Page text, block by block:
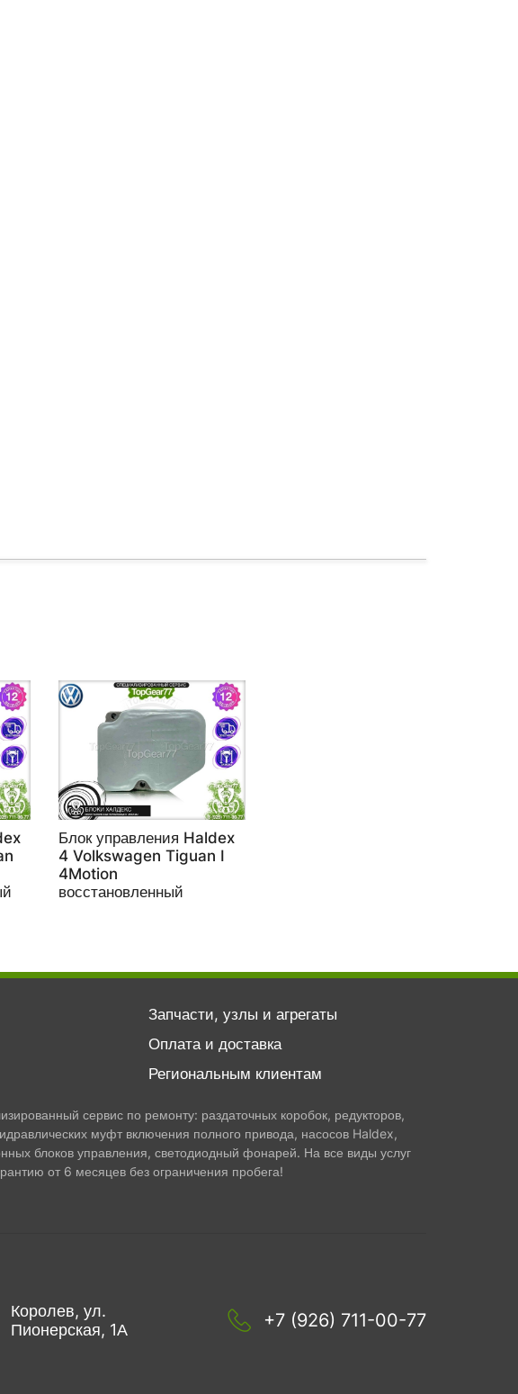
Блок управления Haldex
4 Volkswagen Tiguan I
4Motion
восстановленный
Запчасти, узлы и агрегаты
Оплата и доставка
Региональным клиентам
сервис по ремонту: раздаточных коробок, редукторов,
муфт включения полного привода, насосов Haldex,
блоков управления, светодиодный фонарей. На все виды услуг
от 6 месяцев без ограничения пробега!
Королев, ул.
Пионерская, 1А
+7 (926) 711-00-77